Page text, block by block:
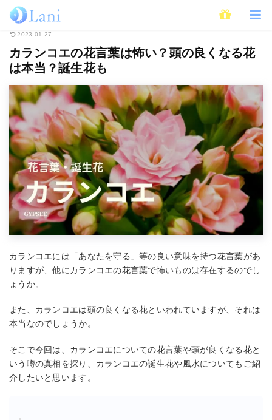
ホーム 占い カランコエの花言葉は怖い？頭の良くなる
2023.01.27
カランコエの花言葉は怖い？頭の良くなる花
は本当？誕生花も
カランコエには「あなたを守る」等の良い意味を持つ花言葉があ
りますが、他にカランコエの花言葉で怖いものは存在するのでし
ょうか。
また、カランコエは頭の良くなる花といわれていますが、それは
本当なのでしょうか。
そこで今回は、カランコエについての花言葉や頭が良くなる花と
いう噂の真相を探り、カランコエの誕生花や風水についてもご紹
介したいと思います。